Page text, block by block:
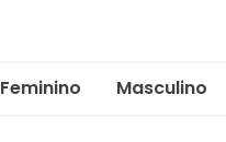
Feminino Masculino